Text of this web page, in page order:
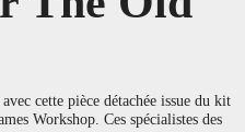
cette pièce détachée issue du kit
Workshop. Ces spécialistes des